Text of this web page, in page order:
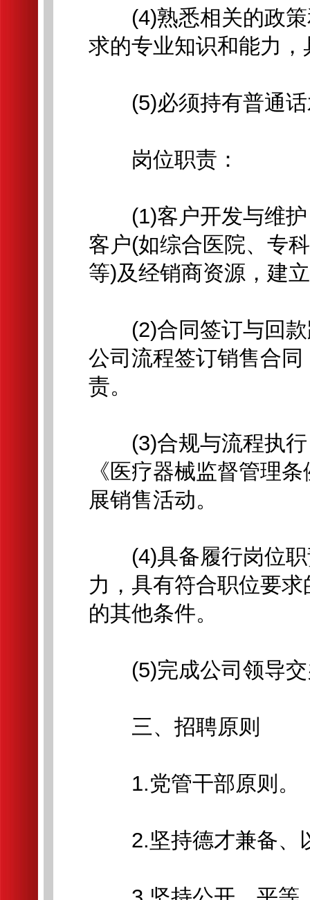
(4)熟悉相关的政策
求的专业知识和能力
(5)必须持有普通话
岗位职责：
(1)客户开发与维护
客户(如综合医院、专
等)及经销商资源，建
(2)合同签订与回款
公司流程签订销售合
责。
(3)合规与流程执行
《医疗器械监督管理
展销售活动。
(4)具备履行岗位职
力，具有符合职位要
的其他条件。
(5)完成公司领导交
三、招聘原则
1.党管干部原则。
2.坚持德才兼备、